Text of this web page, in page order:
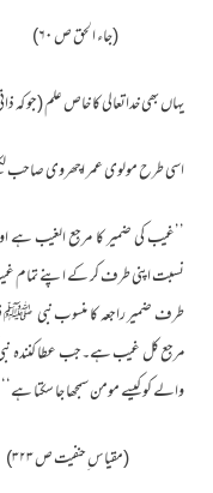
(جاء الحق ص ۶۰)
یہاں بھی خداتعالی کا خاص علم
اسی طرح مولوی عمر اچھروی صاحب
’’غیب کی ضمیر کا مرجع الغیب
نسبت اپنی طرف کر کے اپنے تمام
طرف ضمیر راجعہ کا منسوب نبی ﷺ
مرجع کل غیب ہے۔جب عطا کنندہ
والے کو کیسے مومن سمجھا جا سکتا ہے‘‘
(مقیاس ِحنفیت ص ۳۲۳)